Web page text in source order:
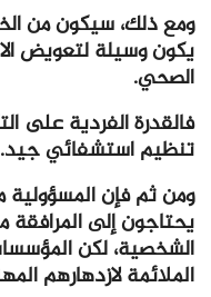
ومع ذلك، سيكون من
يكون وسيلة لتعويض
الصحي.
فالقدرة الفردية على
تنظيم استشفائي جيد.
ومن ثم فإن المسؤولية
يحتاجون إلى
الشخصية، لكن
الملائمة لازدهارهم